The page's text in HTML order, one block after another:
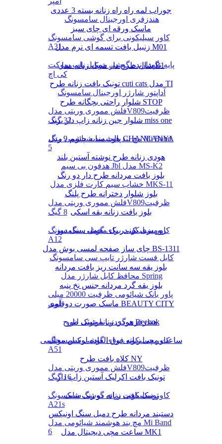
هندزفری اورجینال سامسونگ
کاور سیلیکونی برای گوشی سامسونگ
A31
پایه نگهدارنده گوشی موبایل پاپ سوکت
کی اچ
آداپتور شارژر اورجینال سامسونگ
فلش مموری وریتی مدلV809ظرفیت
32 گیگ
مچ بند هوشمند شیائومی مدل Mi Band
5
هدفون بی سیم Jbl مدل MS-K2
خشاب سیم کارت فلزی مدل MKS-11
فلش مموری وریتی مدلV809ظرفیت
8 گیگ
کاور سیلیکونی برای گوشی سامسونگ
A12
کابل فست شارژر تایپ سی سامسونگ
محافظ کابل شارژر مدل Spring
پاور بانک شیائومی ظرفیت 20000 میلی
آمپر
هندزفری گردنی بلوتوثی لنوو
کاور سیلیکونی برای گوشی سامسونگ
A51
فلش مموری وریتی مدلV809ظرفیت
16 گیگ
کاور سیلیکونی برای گوشی سامسونگ
A21s
مچ بند هوشمند شیائومی مدل Mi Band
6
جوراب لمه راه راه زنانه بسته 3 عددی
ماسک ورقه ای چای سبز
زنبیل بافت تسمه ای نرم مدل M01
شال طرح دار شیک زنانه مدل B1
تونیک بافت زنانه طرح cuti cats مدل TI
شلوار راحتی بچگانه طرح STOP
شلوار جین زنانه زاپ دار برند miss one
پالت سایه چشم 9 رنگ CHANLANYA
هودی زنانه طرح نوشته آستین بلند
بلوز بافت مردانه طرح دار دو رنگ
بلوز شلوار دخترانه طرح پلنگ
بلوز بافت زنانه یقه اسکی
رومیزی یک در یک مخمل سنگ دوز
چای ساز صفحه لمسی بوش مدل BS-1311
بلوز یقه سه سانت ریز بافت مردانه
بلوز یقه گرد مردانه جنس نخ پنبه
ماسک صورت دوقلوی BEAUTY CITY
هودی زنانه شیک طرح Reebok
ساعت مچی زنانه فوق العاده لوکس مجلسی
کلاه بافت طرح NY
تونیک بافت اکرلیک آستین زاپ دار
تونیک بافت زنانه دو رنگ شیک
دستبند مردانه طرح دمبل سنگ اونیکس
ساعت مچی دیجیتال مدل MK1